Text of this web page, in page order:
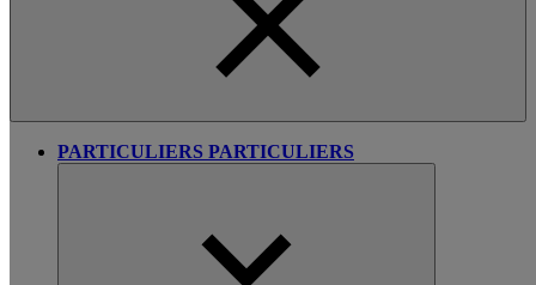
PARTICULIERS PARTICULIERS